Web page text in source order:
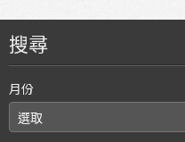
搜尋
月份